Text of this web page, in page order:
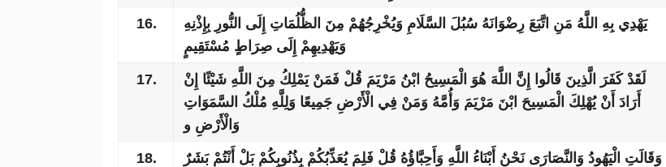
16.
يَهْدِي بِهِ اللَّهُ مَنِ اتَّبَعَ رِضْوَانَهُ سُبُلَ السَّلَامِ وَيُخْرِجُهُمْ مِنَ الظُّلُمَاتِ إِلَى النُّورِ بِإِذْنِهِ
وَيَهْدِيهِمْ إِلَى صِرَاطٍ مُسْتَقِيمٍ
17.
لَقَدْ كَفَرَ الَّذِينَ قَالُوا إِنَّ اللَّهَ هُوَ الْمَسِيحُ ابْنُ مَرْيَمَ قُلْ فَمَنْ يَمْلِكُ مِنَ اللَّهِ شَيْئًا إِنْ
أَرَادَ أَنْ يُهْلِكَ الْمَسِيحَ ابْنَ مَرْيَمَ وَأُمَّهُ وَمَنْ فِي الْأَرْضِ جَمِيعًا وَلِلَّهِ مُلْكُ السَّمَوَاتِ
وَالْأَرْضِ و
18.
وَقَالَتِ الْيَهُودُ وَالنَّصَارَى نَحْنُ أَبْنَاءُ اللَّهِ وَأَحِبَّاؤُهُ قُلْ فَلِمَ يُعَذِّبُكُمْ بِذُنُوبِكُمْ بَلْ أَنْتُمْ بَشَرٌ